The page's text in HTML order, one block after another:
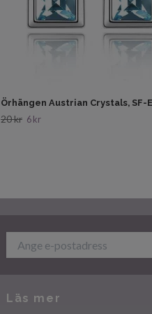
Örhängen Austrian Crystals, SF-
20 kr 6 kr
Läs mer